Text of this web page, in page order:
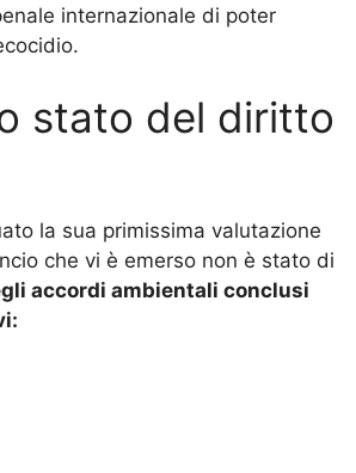
internazionale di poter
stato del diritto
la sua primissima valutazione
che vi è emerso non è stato di
accordi ambientali conclusi